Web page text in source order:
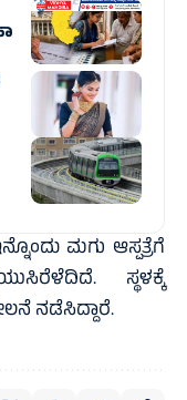
ಮಗು ಆಸ್ಪತ್ರೆಗೆ
ಸ್ಥಳಕ್ಕೆ
ನಡೆಸಿದ್ದಾರೆ.